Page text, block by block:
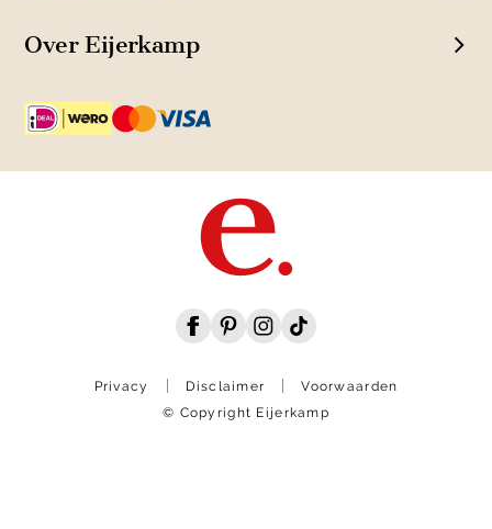
Over Eijerkamp
Privacy Disclaimer
Voorwaarden
© Copyright Eijerkamp